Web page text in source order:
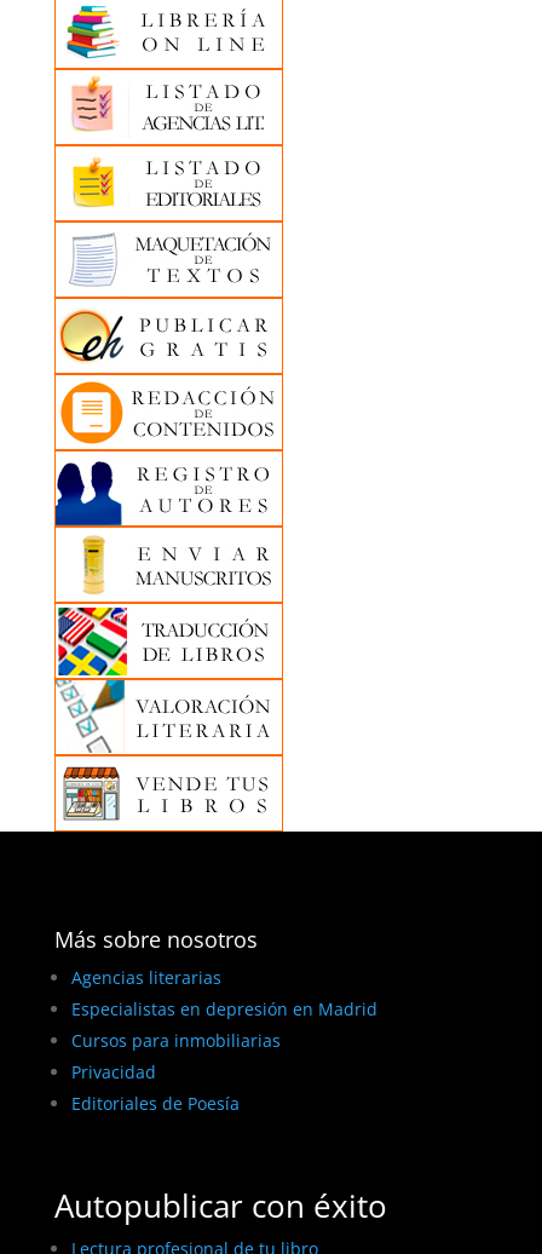
Más sobre nosotros
Agencias literarias
Especialistas en depresión en Madrid
Cursos para inmobiliarias
Privacidad
Editoriales de Poesía
Autopublicar con éxito
Lectura profesional de tu libro